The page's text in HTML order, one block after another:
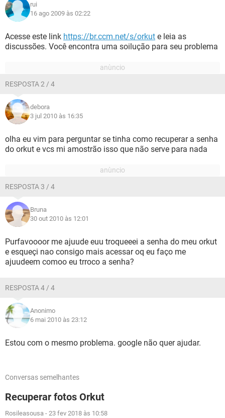
rui
16 ago 2009 às 02:22
Acesse este link https://br.ccm.net/s/orkut e leia as
discussões. Você encontra uma soilução para seu problema
RESPOSTA 2 / 4
debora
3 jul 2010 às 16:35
olha eu vim para perguntar se tinha como recuperar a senha
do orkut e vcs mi amostrão isso que não serve para nada
RESPOSTA 3 / 4
Bruna
30 out 2010 às 12:01
Purfavoooor me ajuude euu troqueeei a senha do meu orkut
e esqueçi nao consigo mais acessar oq eu faço me
ajuudeem comoo eu trroco a senha?
RESPOSTA 4 / 4
Anonimo
6 mai 2010 às 23:12
Estou com o mesmo problema. google não quer ajudar.
Conversas semelhantes
Recuperar fotos Orkut
Rosileasousa - 23 fev 2018 às 10:58